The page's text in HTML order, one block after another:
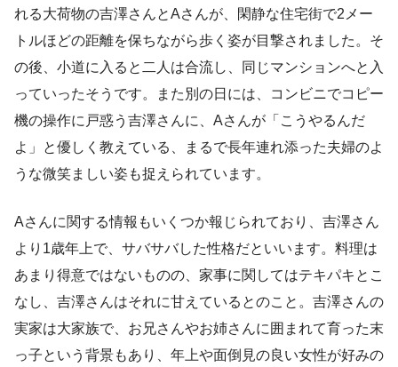
れる大荷物の吉澤さんとAさんが、閑静な住宅街で2メー
トルほどの距離を保ちながら歩く姿が目撃されました。そ
の後、小道に入ると二人は合流し、同じマンションへと入
っていったそうです。また別の日には、コンビニでコピー
機の操作に戸惑う吉澤さんに、Aさんが「こうやるんだ
よ」と優しく教えている、まるで長年連れ添った夫婦のよ
うな微笑ましい姿も捉えられています。
Aさんに関する情報もいくつか報じられており、吉澤さん
より1歳年上で、サバサバした性格だといいます。料理は
あまり得意ではないものの、家事に関してはテキパキとこ
なし、吉澤さんはそれに甘えているとのこと。吉澤さんの
実家は大家族で、お兄さんやお姉さんに囲まれて育った末
っ子という背景もあり、年上や面倒見の良い女性が好みの